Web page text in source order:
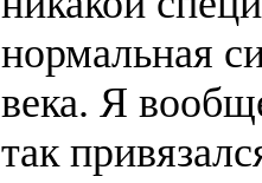
нормальная
века. Я
так